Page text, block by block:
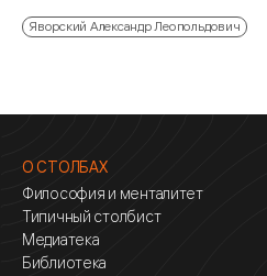
Яворский Александр Леопольдович
О СТОЛБАХ
Философия и менталитет
Типичный столбист
Медиатека
Библиотека